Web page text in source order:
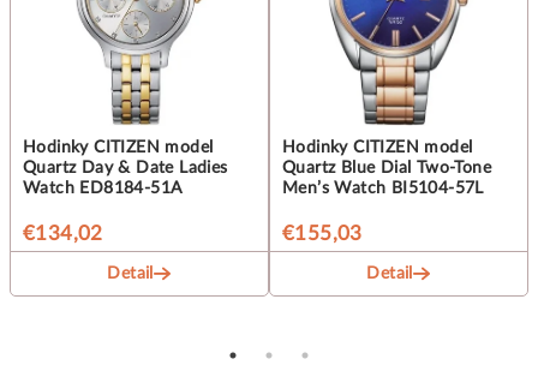
Hodinky CITIZEN model
Quartz Day & Date Ladies
Watch ED8184-51A
€134,02
Detail
Hodinky CITIZEN model
Quartz Blue Dial Two-Tone
Men’s Watch BI5104-57L
€155,03
Detail